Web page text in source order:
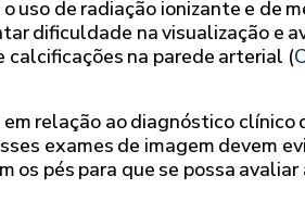
uso de radiação ionizante e de
dificuldade na visualização e
calcificações na parede arterial (
relação ao diagnóstico
exames de imagem devem
os pés para que se possa